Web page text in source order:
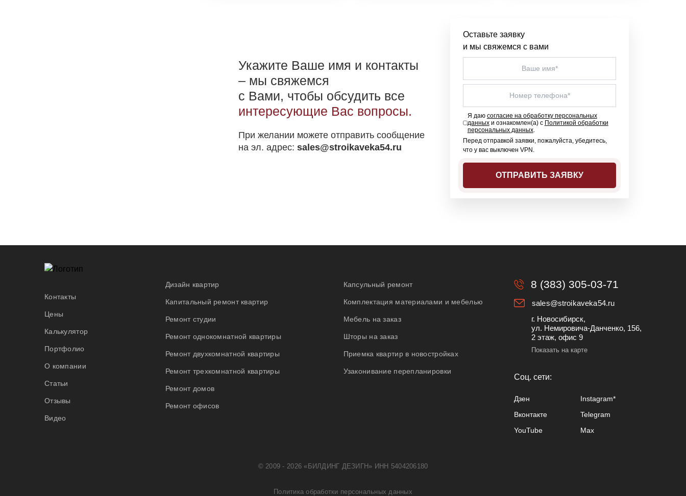
Укажите Ваше имя и контакты
– мы свяжемся
с Вами, чтобы обсудить все
интересующие Вас вопросы.
При желании можете отправить сообщение
на эл. адрес: sales@stroikaveka54.ru
Оставьте заявку
и мы свяжемся с вами
Я даю согласие на обработку персональных
данныхи ознакомлен(а) с Политикой обработки
персональных данных.
Перед отправкой заявки, пожалуйста, убедитесь,
что у вас выключен VPN.
Контакты
Цены
Калькулятор
Портфолио
О компании
Статьи
Отзывы
Видео
Дизайн квартир
Капитальный ремонт квартир
Ремонт студии
Ремонт однокомнатной квартиры
Ремонт двухкомнатной квартиры
Ремонт трехкомнатной квартиры
Ремонт домов
Ремонт офисов
Капсульный ремонт
Комплектация материалами и мебелью
Мебель на заказ
Шторы на заказ
Приемка квартир в новостройках
Узаконивание перепланировки
8 (383) 305-03-71
sales@stroikaveka54.ru
г. Новосибирск,
ул. Немировича-Данченко, 156,
2 этаж, офис 9
Показать на карте
Cоц. сети:
Дзен
Instagram*
Вконтакте
Telegram
YouTube
Max
© 2009 - 2026 «БИЛДИНГ ДЕЗИГН» ИНН 5404206180
Политика обработки персональных данных